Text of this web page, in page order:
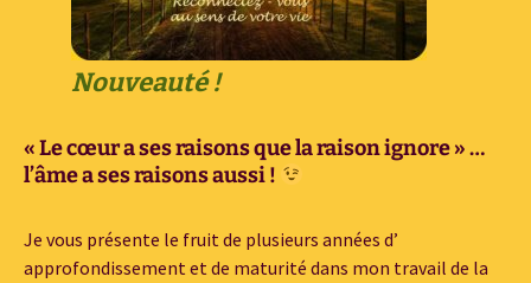
Nouveauté !
« Le cœur a ses raisons que la raison ignore » …
l’âme a ses raisons aussi !
Je vous présente le fruit de plusieurs années d’
approfondissement et de maturité dans mon travail de la